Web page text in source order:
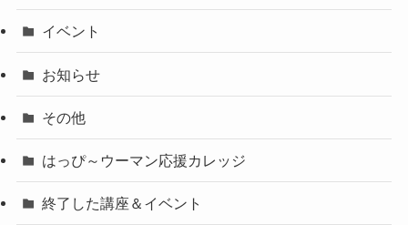
イベント
お知らせ
その他
はっぴ～ウーマン応援カレッジ
終了した講座＆イベント